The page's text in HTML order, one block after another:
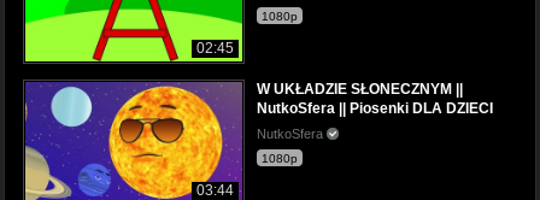
02:45
1080p
03:44
W UKŁADZIE SŁONECZNYM ||
NutkoSfera || Piosenki DLA DZIECI
NutkoSfera
1080p